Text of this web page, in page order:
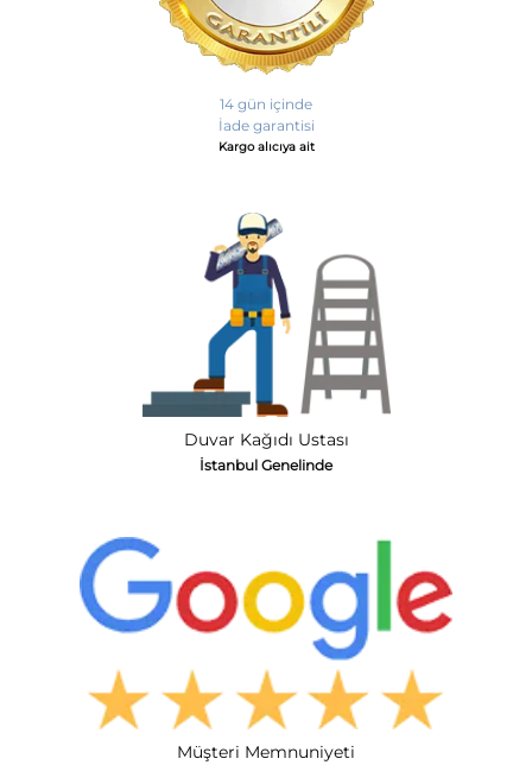
14 gün içinde
İade garantisi
Kargo alıcıya ait
Duvar Kağıdı Ustası
İstanbul Genelinde
Müşteri Memnuniyeti